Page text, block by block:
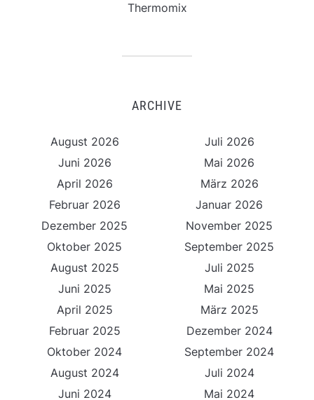
Thermomix
ARCHIVE
August 2026
Juli 2026
Juni 2026
Mai 2026
April 2026
März 2026
Februar 2026
Januar 2026
Dezember 2025
November 2025
Oktober 2025
September 2025
August 2025
Juli 2025
Juni 2025
Mai 2025
April 2025
März 2025
Februar 2025
Dezember 2024
Oktober 2024
September 2024
August 2024
Juli 2024
Juni 2024
Mai 2024